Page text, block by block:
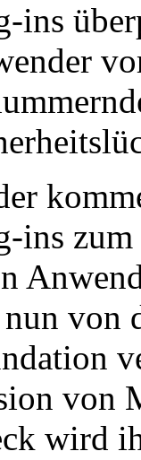
ins
ins zum
von
von
wird